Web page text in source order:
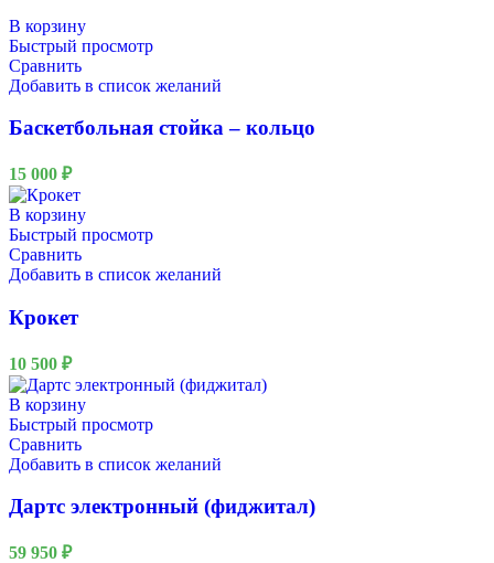
В корзину
Быстрый просмотр
Сравнить
Добавить в список желаний
Баскетбольная стойка – кольцо
15 000 ₽
В корзину
Быстрый просмотр
Сравнить
Добавить в список желаний
Крокет
10 500 ₽
В корзину
Быстрый просмотр
Сравнить
Добавить в список желаний
Дартс электронный (фиджитал)
59 950 ₽